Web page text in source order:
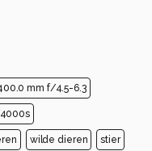
mm f/4.5-6.3
wilde dieren stier